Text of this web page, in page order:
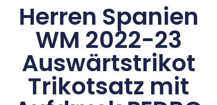
Herren Spanien
WM 2022-23
Auswärtstrikot
Trikotsatz mit